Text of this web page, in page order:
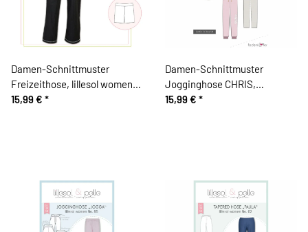
Damen-Schnittmuster
Freizeithose, lillesol women
No.1
15,99 € *
Damen-Schnittmuster
Jogginghose CHRIS,
fadenkäfer
15,99 € *